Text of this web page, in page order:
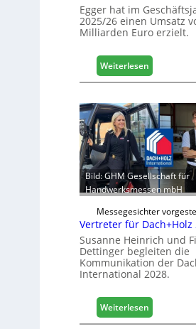
t
L
o
s
i
k
b
e
r
e
i
c
h
Egger hat im
2025/26 einen Umsatz
Milliarden Euro erzielt.
Weiterlesen:
E
g
e
r
S
t
a
b
i
l
e
s
G
e
s
c
h
Bild: GHM Gesellschaft für
Handwerksmessen mbH
Messegesichter
Vertreter für Dach+Holz
Susanne Heinrich und
Dettinger begleiten die
Kommunikation der
International 2028.
Weiterlesen:
V